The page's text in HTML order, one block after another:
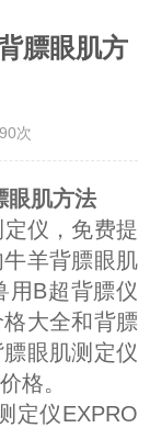
膘眼肌方
次
眼肌方法
仪，免费提
羊背膘眼肌
用B超背膘仪
大全和背膘
眼肌测定仪
格。
定仪EXPRO